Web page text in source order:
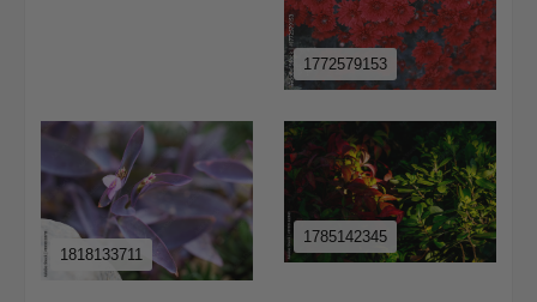
1772579153
1818133711
1785142345